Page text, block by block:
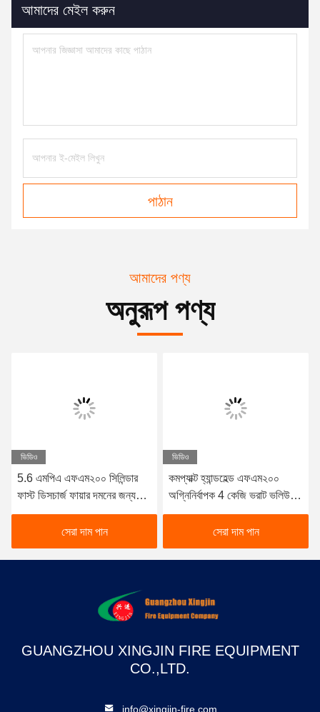
আমাদের মেইল ​​করুন
পাঠান
আমাদের পণ্য
অনুরূপ পণ্য
ভিডিও
5.6 এমপিএ এফএম২০০ সিলিন্ডার
ফাস্ট ডিসচার্জ ফায়ার দমনের জন্য
সিউমলেস স্টিল কনস্ট্রাকশন সহ
সেরা দাম পান
ভিডিও
কমপ্যাক্ট হ্যান্ডহেল্ড এফএম২০০
অগ্নিনির্বাপক 4 কেজি ভরাট ভলিউম
এবং ≤10s দ্রুত পরিষ্কার এজেন্ট
আগুন দমনের জন্য স্রাব সময় সহ
সেরা দাম পান
GUANGZHOU XINGJIN FIRE EQUIPMENT
CO.,LTD.
info@xingjin-fire.com